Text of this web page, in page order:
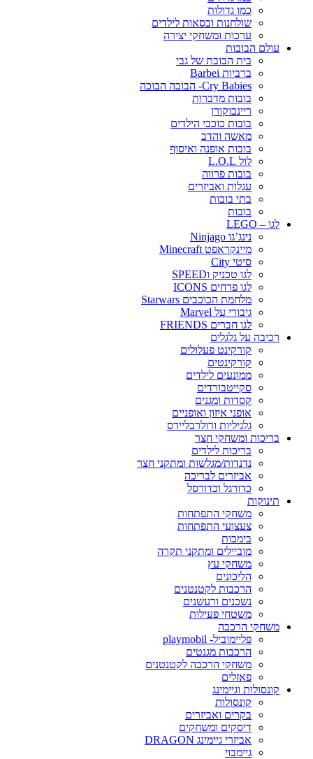
כמו גדולות
שולחנות וכסאות לילדים
ערכות ומשחקי יצירה
עולם הבובות
בית הבובת של גבי
ברביות Barbei
Cry Babies- הבובה הבוכה
בובות מדברות
ריינבוקורן
בובות כוכבי הילדים
מאשה והדב
בובות אופנה ואיסוף
לול L.O.L
בובות פרווה
עגלות ואביזרים
בתי בובות
בובות
לגו – LEGO
נינג’גו Ninjago
מיינקראפט Minecraft
סיטי City
לגו טכניק וSPEED
לגו פרחים ICONS
מלחמת הכוכבים Starwars
גיבורי על Marvel
לגו חברים FRIENDS
רכיבה על גלגלים
קורקינט פעלולים
קורקינטים
ממונעים לילדים
סקייטבורדים
קסדות ומגנים
אופני איזון ואופניים
גלגיליות ורולרבליידס
בריכות ומשחקי חצר
בריכות לילדים
נדנדות/מגלשות ומתקני חצר
אביזרים לבריכה
כדורגל וכדורסל
תינוקות
משחקי התפתחות
צעצועי התפתחות
בימבות
מוביילים ומתקני תקרה
משחקי עץ
הליכונים
הרכבות לקטנטנים
נשכנים ורעשנים
משטחי פעילות
משחקי הרכבה
פליימוביל- playmobil
הרכבות מגנטים
משחקי הרכבה לקטנטנים
פאזלים
קונסולות וגיימינג
קונסולות
בקרים ואביזרים
דיסקים ומשחקים
אביזרי גיימינג DRAGON
גיימבוי